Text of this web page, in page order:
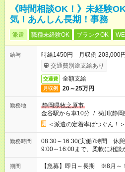
《時間相談OK！》未経験
気！あんしん長期！事務
派遣 職種未経験OK ブランクOK
給与
時給1450円 月収例 203,000円
交通費別途支給あり
交通費 全額支給
月収例 20～25万円
勤務地
静岡県牧之原市
金谷駅から車10分 / 菊川(静
＜派遣の定着率ばつぐん！
勤務時間
08:30～16:30(実働7時間 休
9:00～16:00まで、柔軟に相談
期間 【急募】即日～長期 ※8月～！